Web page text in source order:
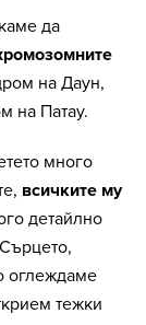
да
на Даун,
на Патау.
много
всичките му
детайлно
оглеждаме
тежки